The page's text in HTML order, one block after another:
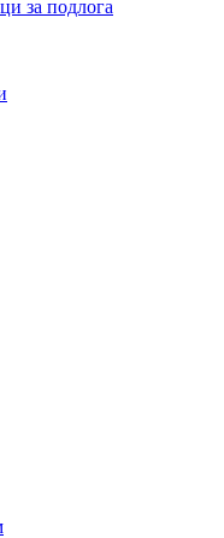
за подлога